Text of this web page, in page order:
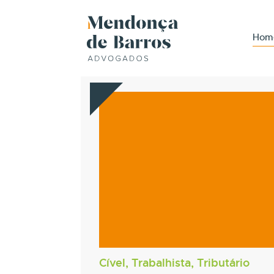
Cível, Trabalhista, Tributário